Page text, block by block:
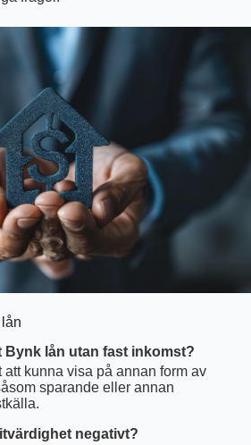
Bynk lån utan fast inkomst?
att kunna visa på annan form av
sparande eller annan
negativt?